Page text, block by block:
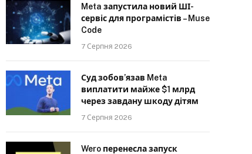
Meta запустила новий ШІ-
сервіс для програмістів – Muse
Code
7 Серпня 2026
Суд зобов’язав Meta
виплатити майже $1 млрд
через завдану шкоду дітям
7 Серпня 2026
Wero перенесла запуск